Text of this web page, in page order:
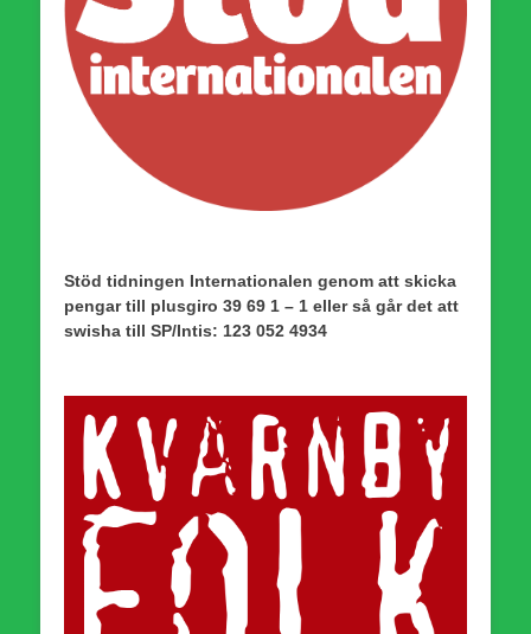
Stöd tidningen Internationalen genom att skicka
pengar till plusgiro 39 69 1 – 1 eller så går det att
swisha till SP/Intis: 123 052 4934